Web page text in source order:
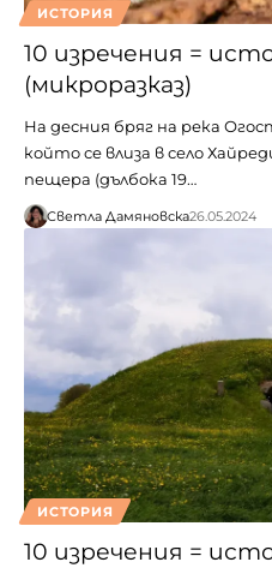
ИСТОРИЯ
10 изречения =
(микроразказ)
На десния бряг на река
който се влиза в село
пещера (дълбока 19…
Светла Дамяновска26.05.2024
ИСТОРИЯ
10 изречения =